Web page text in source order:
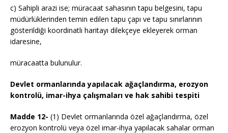
c) Sahipli arazi ise; müracaat sahasının tapu belgesini, tapu
müdürlüklerinden temin edilen tapu çapı ve tapu sınırlarının
gösterildiği koordinatlı haritayı dilekçeye ekleyerek orman
idaresine,
müracaatta bulunulur.
Devlet ormanlarında yapılacak ağaçlandırma, erozyon
kontrolü, imar-ihya çalışmaları ve hak sahibi tespiti
Madde 12- (1) Devlet ormanlarında özel ağaçlandırma, özel
erozyon kontrolü veya özel imar-ihya yapılacak sahalar orman